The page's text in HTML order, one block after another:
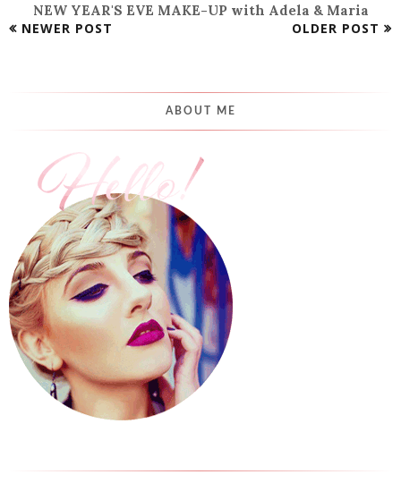
NEW YEAR'S EVE MAKE-UP with Adela & Maria
NEWER POST
OLDER POST
ABOUT ME